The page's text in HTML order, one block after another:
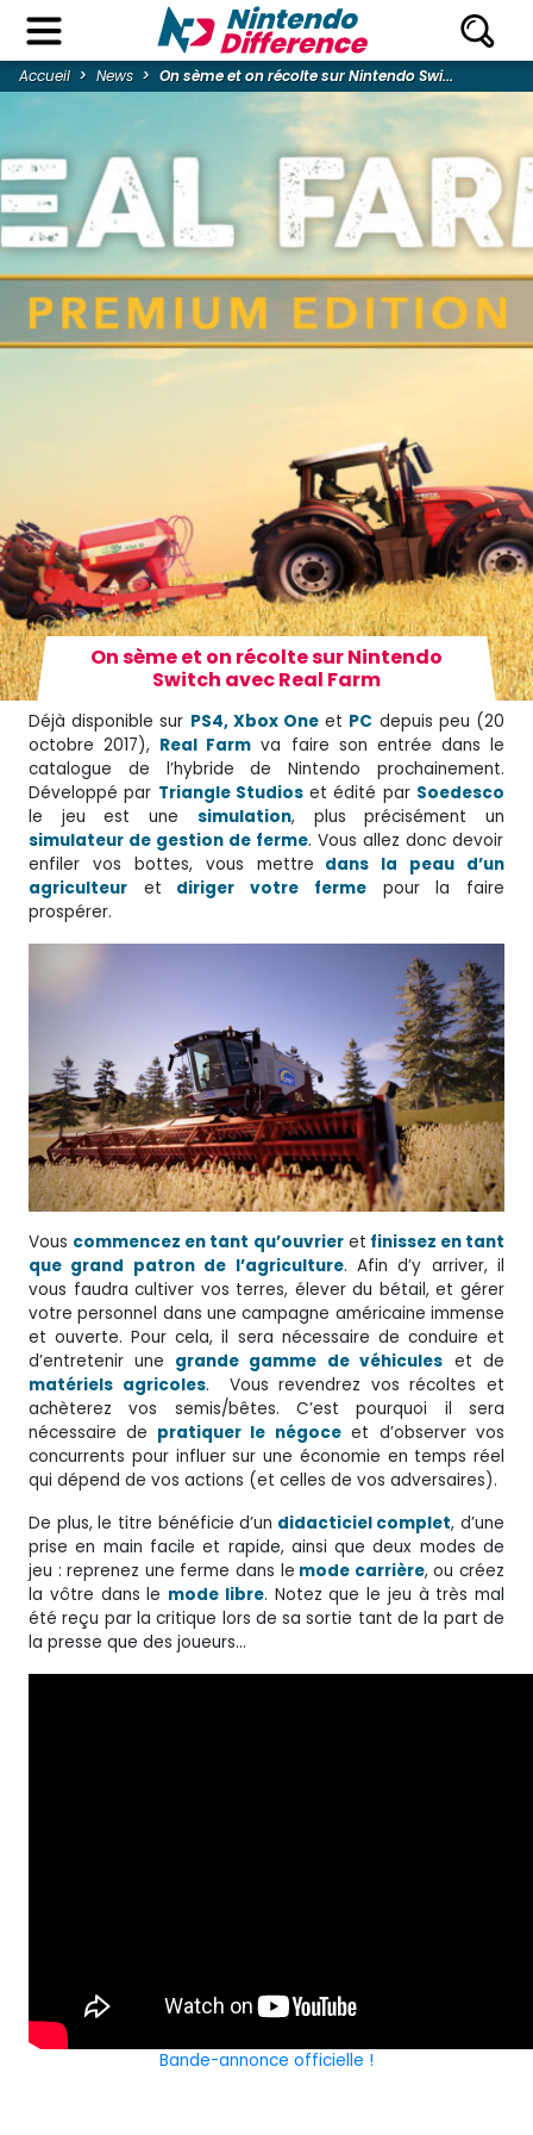
Accueil News On sème et on récolte sur Nintendo Swi...
On sème et on récolte sur Nintendo
Switch avec Real Farm
Déjà disponible sur PS4, Xbox One et PC depuis peu (20
octobre 2017), Real Farm va faire son entrée dans le
catalogue de l’hybride de Nintendo prochainement.
Développé par Triangle Studioset édité par Soedesco
le jeu est une simulation, plus précisément un
simulateur de gestion de ferme. Vous allez donc devoir
enfiler vos bottes, vous mettre dans la peau d’un
agriculteur et diriger votre fermepour la faire
prospérer.
Vous commencez en tant qu’ouvrieret finissez en tant
que grand patron de l’agriculture. Afin d’y arriver, il
vous faudra cultiver vos terres, élever du bétail, et gérer
votre personnel dans une campagne américaine immense
et ouverte. Pour cela, il sera nécessaire de conduire et
d’entretenir une grande gamme de véhicules et de
matériels agricoles. Vous revendrez vos récoltes et
achèterez vos semis/bêtes. C’est pourquoi il sera
nécessaire de pratiquer le négoceet d’observer vos
concurrents pour influer sur une économie en temps réel
qui dépend de vos actions (et celles de vos adversaires).
De plus, le titre bénéficie d’un didacticiel complet, d’une
prise en main facile et rapide, ainsi que deux modes de
jeu : reprenez une ferme dans le mode carrière, ou créez
la vôtre dans le mode libre. Notez que le jeu à très mal
été reçu par la critique lors de sa sortie tant de la part de
la presse que des joueurs…
Bande-annonce officielle !